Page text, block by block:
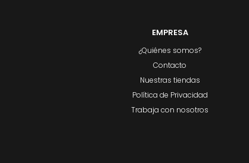
EMPRESA
¿Quiénes somos?
Contacto
Nuestras tiendas
Política de Privacidad
Trabaja con nosotros